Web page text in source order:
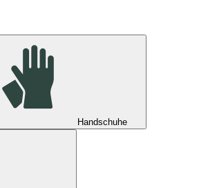
Handschuhe